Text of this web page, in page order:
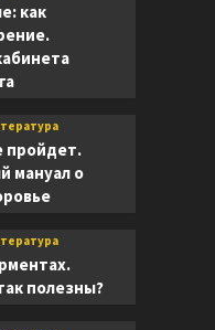
как
пройдет.
мануал о
полезны?